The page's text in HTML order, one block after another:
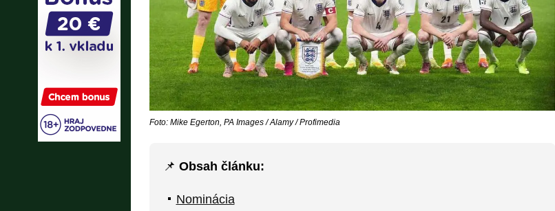
Foto: Mike Egerton, PA Images / Alamy / Profimedia
📌 Obsah článku:
Nominácia